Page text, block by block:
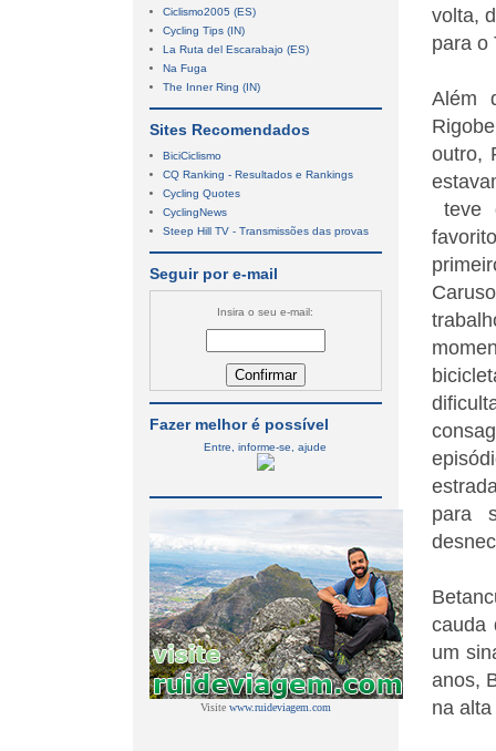
volta,
para o
Além
outro,
teve
para
cauda
um
anos,
na
Ciclismo2005 (ES)
Cycling Tips (IN)
La Ruta del Escarabajo (ES)
Na Fuga
The Inner Ring (IN)
Sites Recomendados
BiciCiclismo
CQ Ranking - Resultados e Rankings
Cycling Quotes
CyclingNews
Steep Hill TV - Transmissões das provas
Seguir por e-mail
Insira o seu e-mail:
Fazer melhor é possível
Entre, informe-se, ajude
Visite www.ruideviagem.com